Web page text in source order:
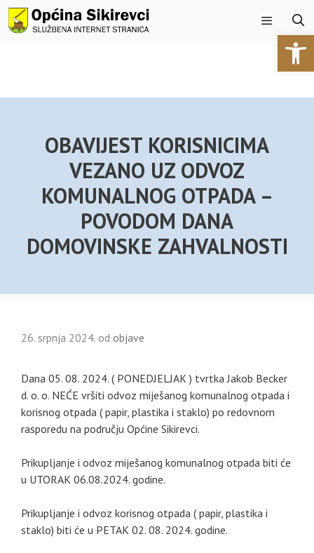
Preskoči
na
Izbornik
OBAVIJEST KORISNICIMA
VEZANO UZ ODVOZ
KOMUNALNOG OTPADA –
POVODOM DANA
DOMOVINSKE ZAHVALNOSTI
26. srpnja 2024. od objave
Dana 05. 08. 2024. ( PONEDJELJAK ) tvrtka Jakob Becker
d. o. o. NEĆE vršiti odvoz miješanog komunalnog otpada i
korisnog otpada ( papir, plastika i staklo) po redovnom
rasporedu na području Općine Sikirevci.
Prikupljanje i odvoz miješanog komunalnog otpada biti će
u UTORAK 06.08.2024. godine.
Prikupljanje i odvoz korisnog otpada ( papir, plastika i
staklo) biti će u PETAK 02. 08. 2024. godine.